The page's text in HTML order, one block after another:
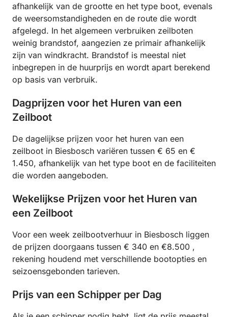
afhankelijk van de grootte en het type boot, evenals
de weersomstandigheden en de route die wordt
afgelegd. In het algemeen verbruiken zeilboten
weinig brandstof, aangezien ze primair afhankelijk
zijn van windkracht. Brandstof is meestal niet
inbegrepen in de huurprijs en wordt apart berekend
op basis van verbruik.
Dagprijzen voor het Huren van een
Zeilboot
De dagelijkse prijzen voor het huren van een
zeilboot in Biesbosch variëren tussen € 65 en €
1.450, afhankelijk van het type boot en de faciliteiten
die worden aangeboden.
Wekelijkse Prijzen voor het Huren van
een Zeilboot
Voor een week zeilbootverhuur in Biesbosch liggen
de prijzen doorgaans tussen € 340 en €8.500 ,
rekening houdend met verschillende bootopties en
seizoensgebonden tarieven.
Prijs van een Schipper per Dag